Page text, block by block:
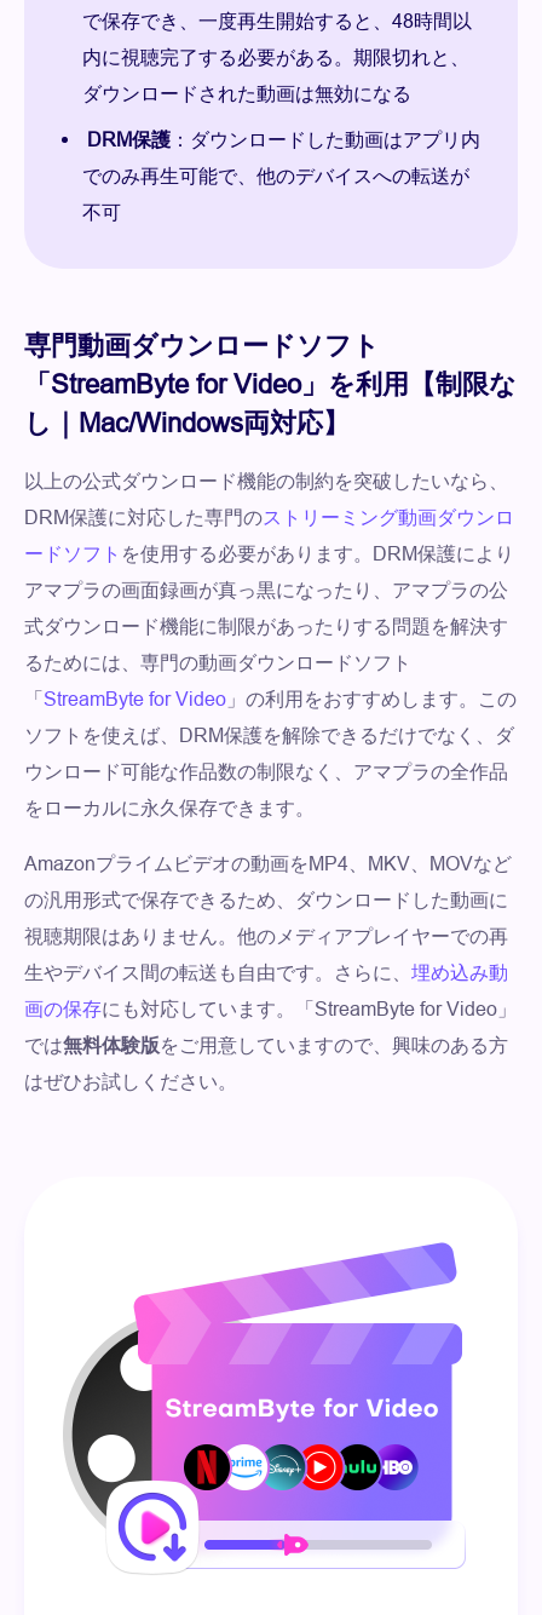
で保存でき、一度再生開始すると、48時間以
内に視聴完了する必要がある。期限切れと、
ダウンロードされた動画は無効になる
DRM保護 ：ダウンロードした動画はアプリ内
でのみ再生可能で、他のデバイスへの転送が
不可
専門動画ダウンロードソフト
「StreamByte for Video」を利用【制限な
し｜Mac/Windows両対応】
以上の公式ダウンロード機能の制約を突破したいなら、
DRM保護に対応した専門のストリーミング動画ダウンロ
ードソフト を使用する必要があります。DRM保護により
アマプラの画面録画が真っ黒になったり、アマプラの公
式ダウンロード機能に制限があったりする問題を解決す
るためには、専門の動画ダウンロードソフト
「StreamByte for Video 」の利用をおすすめします。この
ソフトを使えば、DRM保護を解除できるだけでなく、ダ
ウンロード可能な作品数の制限なく、アマプラの全作品
をローカルに永久保存できます。
Amazonプライムビデオの動画をMP4、MKV、MOVなど
の汎用形式で保存できるため、ダウンロードした動画に
視聴期限はありません。他のメディアプレイヤーでの再
生やデバイス間の転送も自由です。さらに、 埋め込み動
画の保存にも対応しています。「StreamByte for Video」
では無料体験版をご用意していますので、興味のある方
はぜひお試しください。